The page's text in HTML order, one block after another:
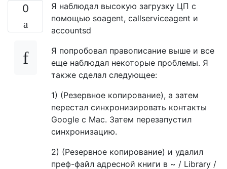
0
Я наблюдал высокую загрузку ЦП с
помощью soagent, callserviceagent и
accountsd
Я попробовал правописание выше и все
еще наблюдал некоторые проблемы. Я
также сделал следующее:
1) (Резервное копирование), а затем
перестал синхронизировать контакты
Google с Mac. Затем перезапустил
синхронизацию.
2) (Резервное копирование) и удалил
преф-файл адресной книги в ~ / Library /